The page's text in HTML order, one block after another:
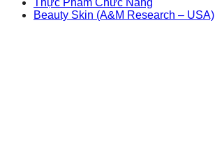
Beauty Skin (A&M Research – USA)